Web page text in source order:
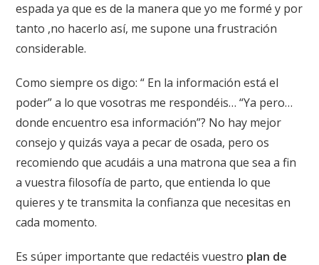
espada ya que es de la manera que yo me formé y por
tanto ,no hacerlo así, me supone una frustración
considerable.
Como siempre os digo: “ En la información está el
poder” a lo que vosotras me respondéis… “Ya pero…
donde encuentro esa información”? No hay mejor
consejo y quizás vaya a pecar de osada, pero os
recomiendo que acudáis a una matrona que sea a fin
a vuestra filosofía de parto, que entienda lo que
quieres y te transmita la confianza que necesitas en
cada momento.
Es súper importante que redactéis vuestro plan de